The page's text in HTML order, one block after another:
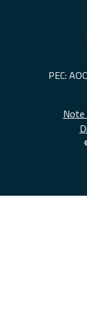
PEC:
Note